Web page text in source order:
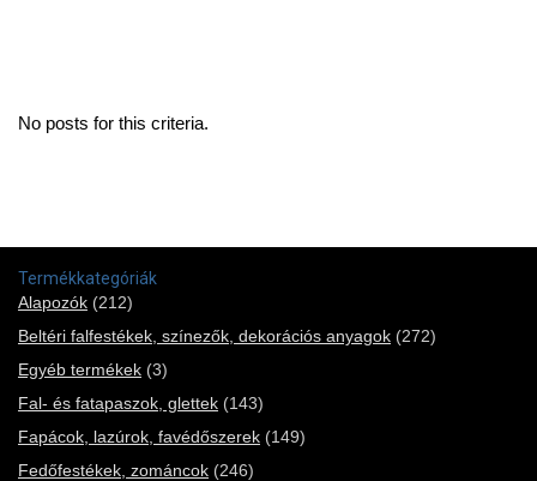
No posts for this criteria.
Termékkategóriák
Alapozók (212)
Beltéri falfestékek, színezők, dekorációs anyagok (272)
Egyéb termékek (3)
Fal- és fatapaszok, glettek (143)
Fapácok, lazúrok, favédőszerek (149)
Fedőfestékek, zománcok (246)